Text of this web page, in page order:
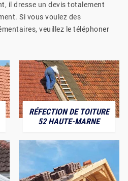
il dresse un devis totalement
Si vous voulez des
veuillez le téléphoner
RÉFECTION DE TOITURE
52 HAUTE-MARNE